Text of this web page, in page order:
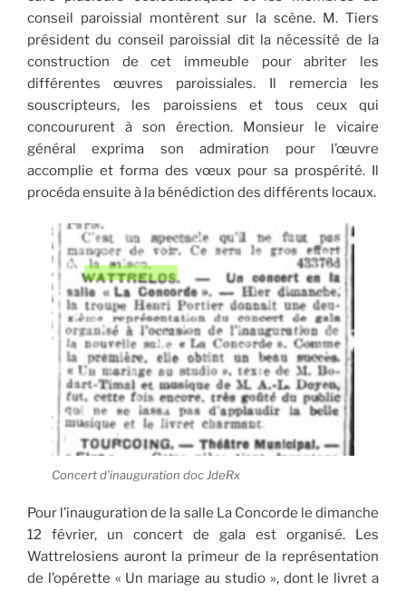
conseil paroissial montèrent sur la scène. M. Tiers
président du conseil paroissial dit la nécessité de la
construction de cet immeuble pour abriter les
différentes œuvres paroissiales. Il remercia les
souscripteurs, les paroissiens et tous ceux qui
concoururent à son érection. Monsieur le vicaire
général exprima son admiration pour l’œuvre
accomplie et forma des vœux pour sa prospérité. Il
procéda ensuite à la bénédiction des différents locaux.
Concert d’inauguration doc JdeRx
Pour l’inauguration de la salle La Concorde le dimanche
12 février, un concert de gala est organisé. Les
Wattrelosiens auront la primeur de la représentation
de l’opérette « Un mariage au studio », dont le livret a